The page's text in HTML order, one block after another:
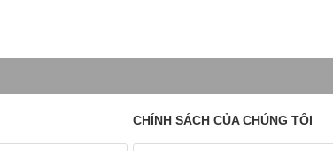
CHÍNH SÁCH CỦA CHÚNG TÔI